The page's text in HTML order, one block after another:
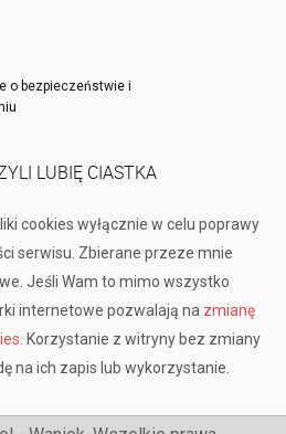
o bezpieczeństwie i
LUBIĘ CIASTKA
cookies wyłącznie w celu poprawy
serwisu. Zbierane przeze mnie
Jeśli Wam to mimo wszystko
internetowe pozwalają na zmianę
. Korzystanie z witryny bez zmiany
na ich zapis lub wykorzystanie.